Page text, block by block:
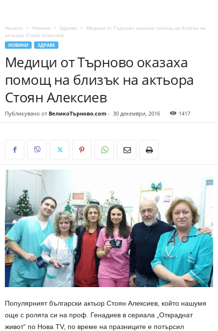
Начало Новини Здраве
Медици от Търново оказаха помощ на близък на
актьора Стоян Алексиев
НОВИНИ ЗДРАВЕ
Медици от Търново оказаха
помощ на близък на актьора
Стоян Алексиев
Публикувано от ВеликоТърново.com - 30 декември, 2016 1417
Популярният български актьор Стоян Алексиев, който нашумя
още с ролята си на проф. Генадиев в сериала „Откраднат
живот“ по Нова TV, по време на празниците е потърсил